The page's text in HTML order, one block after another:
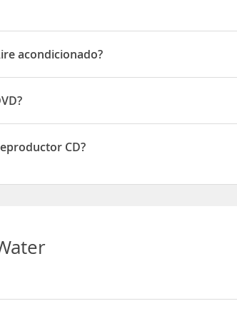
acondicionado?
CD?